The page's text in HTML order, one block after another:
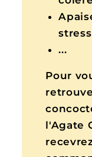
stress
...
Pour
l'Agate